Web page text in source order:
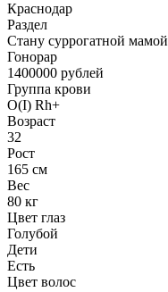
Краснодар
Раздел
Cтану суррогатной мамой
Гонoрар
1400000 рублей
Группа крови
O(I) Rh+
Возраст
32
Рост
165 см
Вес
80 кг
Цвет глаз
Голубой
Дети
Есть
Цвет волос